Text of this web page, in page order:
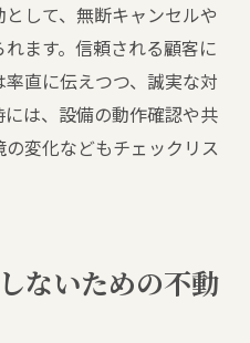
して、無断キャンセルや
ます。信頼される顧客に
直に伝えつつ、誠実な対
は、設備の動作確認や共
変化などもチェックリス
ないための不動